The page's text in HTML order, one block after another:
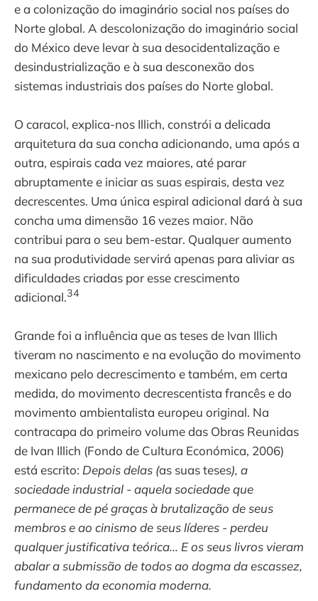
e a colonização do imaginário social nos países do
Norte global. A descolonização do imaginário social
do México deve levar à sua desocidentalização e
desindustrialização e à sua desconexão dos
sistemas industriais dos países do Norte global.
O caracol, explica-nos Illich, constrói a delicada
arquitetura da sua concha adicionando, uma após a
outra, espirais cada vez maiores, até parar
abruptamente e iniciar as suas espirais, desta vez
decrescentes. Uma única espiral adicional dará à sua
concha uma dimensão 16 vezes maior. Não
contribui para o seu bem-estar. Qualquer aumento
na sua produtividade servirá apenas para aliviar as
dificuldades criadas por esse crescimento
adicional.34
Grande foi a influência que as teses de Ivan Illich
tiveram no nascimento e na evolução do movimento
mexicano pelo decrescimento e também, em certa
medida, do movimento decrescentista francês e do
movimento ambientalista europeu original. Na
contracapa do primeiro volume das Obras Reunidas
de Ivan Illich (Fondo de Cultura Económica, 2006)
está escrito: Depois delas (as suas teses), a
sociedade industrial - aquela sociedade que
permanece de pé graças à brutalização de seus
membros e ao cinismo de seus líderes - perdeu
qualquer justificativa teórica... E os seus livros vieram
abalar a submissão de todos ao dogma da escassez,
fundamento da economia moderna.